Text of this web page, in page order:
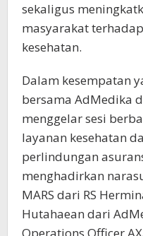
sekaligus
masyarakat
kesehatan.
Dalam kesempatan
bersama AdMedika
menggelar sesi
layanan kesehatan
perlindungan
menghadirkan
MARS dari RS
Hutahaean dari